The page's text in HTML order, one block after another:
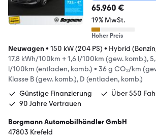
65.960 €
19% MwSt.
Hoher Preis
Neuwagen• 150 kW (204 PS) • Hybrid
17,8 kWh/100km + 1,6 l/100km (gew. komb.),
l/100km (entladen, komb.) • 36 g CO₂/km
Klasse B (gew. komb.), D (entladen, komb.)
Günstige Finanzierung
Über 550
90 Jahre Vertrauen
Borgmann Automobilhändler GmbH
47803 Krefeld